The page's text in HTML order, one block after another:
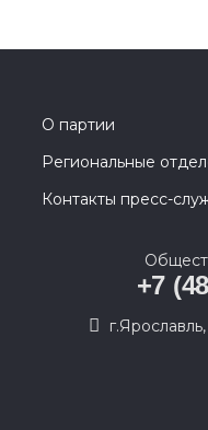
О партии
Региональные
Контакты пресс-
+7